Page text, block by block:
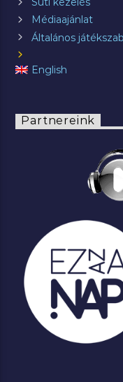
Médiaajánlat
Általános
English
Partnereink